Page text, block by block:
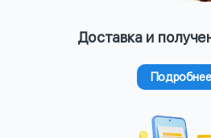
Доставка и
Подробнее